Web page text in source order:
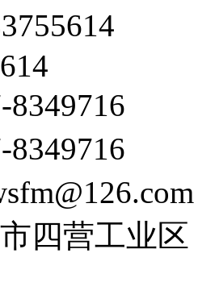
四营工业区